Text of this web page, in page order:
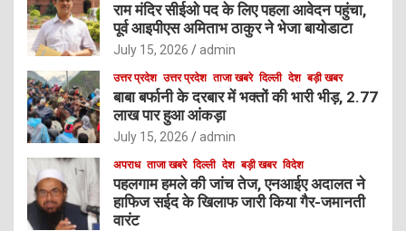
राम मंदिर सीईओ पद के लिए पहला आवेदन पहुंचा,
पूर्व आइपीएस अमिताभ ठाकुर ने भेजा बायोडाटा
July 15, 2026 admin
उत्तर प्रदेश उत्तर प्रदेश ताजा खबरे दिल्ली देश बड़ी खबर
बाबा बर्फानी के दरबार में भक्तों की भारी भीड़, 2.77
लाख पार हुआ आंकड़ा
July 15, 2026 admin
अपराध ताजा खबरे दिल्ली देश बड़ी खबर विदेश
पहलगाम हमले की जांच तेज, एनआईए अदालत ने
हाफिज सईद के खिलाफ जारी किया गैर-जमानती
वारंट